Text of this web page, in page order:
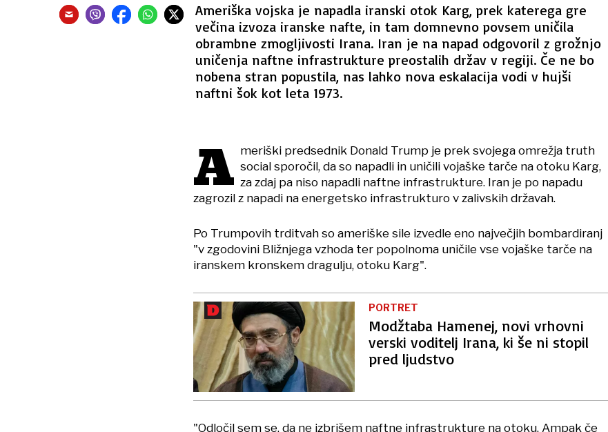
Ameriška vojska je napadla iranski otok Karg, prek katerega gre
večina izvoza iranske nafte, in tam domnevno povsem uničila
obrambne zmogljivosti Irana. Iran je na napad odgovoril z grožnjo
uničenja naftne infrastrukture preostalih držav v regiji. Če ne bo
nobena stran popustila, nas lahko nova eskalacija vodi v hujši
naftni šok kot leta 1973.
A meriški predsednik Donald Trump je prek svojega omrežja truth
social sporočil, da so napadli in uničili vojaške tarče na otoku Karg,
za zdaj pa niso napadli naftne infrastrukture. Iran je po napadu
zagrozil z napadi na energetsko infrastrukturo v zalivskih državah.
Po Trumpovih trditvah so ameriške sile izvedle eno največjih bombardiranj
"v zgodovini Bližnjega vzhoda ter popolnoma uničile vse vojaške tarče na
iranskem kronskem dragulju, otoku Karg".
PORTRET
Modžtaba Hamenej, novi vrhovni
verski voditelj Irana, ki še ni stopil
pred ljudstvo
"Odločil sem se, da ne izbrišem naftne infrastrukture na otoku. Ampak če